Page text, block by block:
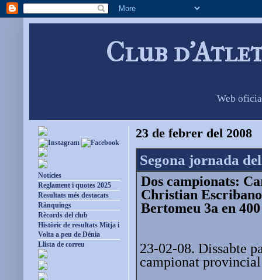
Club
Web
23 de febrer del 2008
Segona jornada
Dos campionats:
Christian
Bertomeu 3a en 400
23-02-08. Dissabte
campionat
Notícies
Reglament i quotes 2025
Resultats més destacats
Rànquings
Rècords del club
Històric de resultats Mitja i
Volta a peu de Dénia
Llista de correu